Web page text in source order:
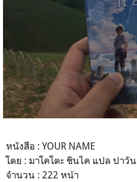
หนังสือ : YOUR NAME
โดย : มาโคโตะ ชินไค แปล ปาวัน
จำนวน : 222 หน้า